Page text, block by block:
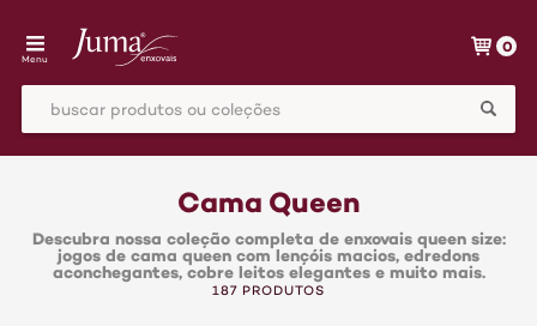
Menu
0
Cama Queen
Descubra nossa coleção completa de enxovais queen size:
jogos de cama queen com lençóis macios, edredons
aconchegantes, cobre leitos elegantes e muito mais.
187 PRODUTOS